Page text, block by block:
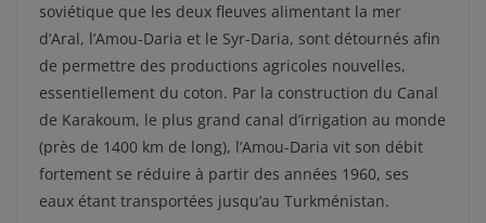
soviétique que les deux fleuves alimentant la mer
d’Aral, l’Amou-Daria et le Syr-Daria, sont détournés afin
de permettre des productions agricoles nouvelles,
essentiellement du coton. Par la construction du Canal
de Karakoum, le plus grand canal d’irrigation au monde
(près de 1400 km de long), l’Amou-Daria vit son débit
fortement se réduire à partir des années 1960, ses
eaux étant transportées jusqu’au Turkménistan.